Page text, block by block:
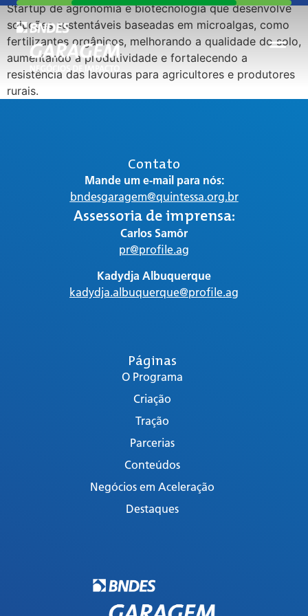
Startup de agronomia e biotecnologia que desenvolve
soluções sustentáveis baseadas em microalgas, como
fertilizantes orgânicos, melhorando a qualidade do solo,
aumentando a produtividade e fortalecendo a
resistência das lavouras para agricultores e produtores
rurais.
Páginas
O Programa
Criação
Tração
Parcerias
Conteúdos
Negócios em Aceleração
Destaques
Contato
Mande um e-mail para nós:
bndesgaragem@quintessa.org.br
Assessoria de imprensa:
Carlos Samôr
pr@profile.ag
Kadydja Albuquerque
kadydja.albuquerque@profile.ag